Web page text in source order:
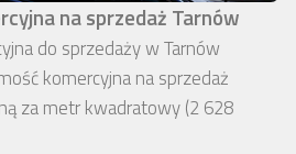
na sprzedaż Tarnów
do sprzedaży w Tarnów
komercyjna na sprzedaż
za metr kwadratowy (2 628